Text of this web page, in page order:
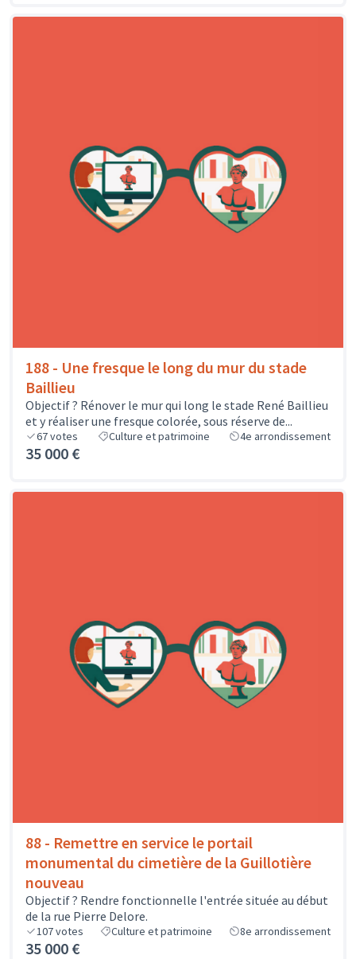
188 - Une fresque le long du mur du stade
Baillieu
Objectif ? Rénover le mur qui long le stade René Baillieu
et y réaliser une fresque colorée, sous réserve de...
67votes Culture et patrimoine 4e arrondissement
35 000 €
88 - Remettre en service le portail
monumental du cimetière de la Guillotière
nouveau
Objectif ? Rendre fonctionnelle l'entrée située au début
de la rue Pierre Delore.
107votes Culture et patrimoine 8e arrondissement
35 000 €